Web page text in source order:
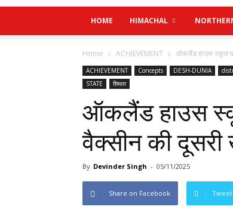
HOME HIMACHAL
Home ACHIEVEMENT ऑकलैंड हाउस स्कूल
ACHIEVEMENT Concepts DESH-DUNIA
STATE
शिमला
ऑकलैंड हाउस
वैक्सीन की
By Devinder Singh - 05/11/2025
Share on Facebook